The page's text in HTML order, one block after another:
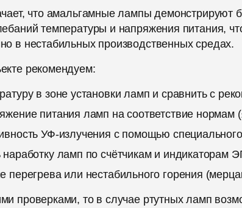
что амальгамные лампы демонстрируют
температуры и напряжения питания,
в нестабильных производственных средах.
рекомендуем:
в зоне установки ламп и сравнить с
питания ламп на соответствие нормам
УФ-излучения с помощью
наработку ламп по счётчикам и индикаторам
перегрева или нестабильного горения
проверками, то в случае ртутных ламп